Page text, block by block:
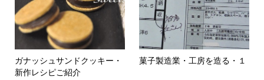
ガナッシュサンドクッキー・
新作レシピご紹介
菓子製造業・工房を造る・１